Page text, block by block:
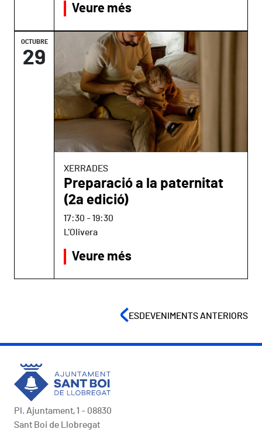
Veure més
OCTUBRE
29
XERRADES
Preparació a la paternitat
(2a edició)
17:30 -19:30
L'Olivera
Veure més
ESDEVENIMENTS ANTERIORS
Pl. Ajuntament, 1 - 08830
Sant Boi de Llobregat